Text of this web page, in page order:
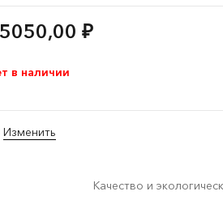
₽
в наличии
Изменить
Качество и